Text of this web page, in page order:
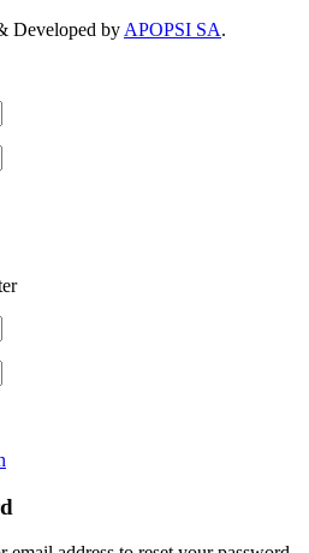
Developed by APOPSI SA.